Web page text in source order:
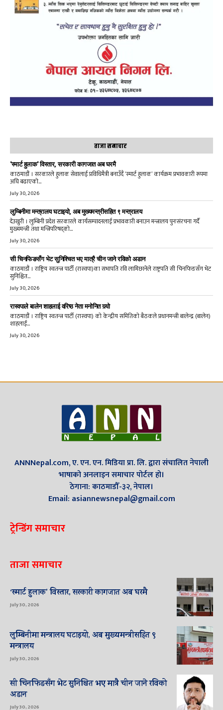
ताजा समाचार
‘स्मार्ट हुलाक’ विस्तार, सरकारी कागजात अब घरमै
काठमाडौं । सरकारले हुलाक सेवालाई प्रविधिमैत्री बनाउँदै ‘स्मार्ट हुलाक’ कार्यक्रम प्रभावकारी रूपमा
अघि बढाएको...
July 30, 2026
लुम्बिनीमा मन्त्रालय घटाइयो, अब मुख्यमन्त्रीसहित ९ मन्त्रालय
देउखुरी । लुम्बिनी प्रदेश सरकारले कार्यसम्पादनलाई प्रभावकारी बनाउन मन्त्रालय पुनःसंरचना गर्दै
मुख्यमन्त्री तथा मन्त्रिपरिषद्को...
July 30, 2026
सी चिनफिङसँग भेट सुनिश्चित भए मात्रै चीन जाने रविको अडान
काठमाडौं । राष्ट्रिय स्वतन्त्र पार्टी (रास्वपा)का सभापति रवि लामिछानेले राष्ट्रपति सी चिनफिङसँग भेट
सुनिश्चित...
July 30, 2026
रास्वपाले बालेन शाहलाई वरिष्ठ नेता मनोनित गर्‍यो
काठमाडौं । राष्ट्रिय स्वतन्त्र पार्टी (रास्वपा) को केन्द्रीय समितिको बैठकले प्रधानमन्त्री बालेन्द्र (बालेन)
शाहलाई...
July 30, 2026
ANNNepal.com, ए. एन. एन. मिडिया प्रा. लि. द्वारा संचालित नेपाली
भाषाको अनलाइन समाचार पोर्टल हो।
ठेगाना: काठमाडौँ-३२, नेपाल।
Email: asiannewsnepal@gmail.com
ट्रेन्डिंग समाचार
ताजा समाचार
‘स्मार्ट हुलाक’ विस्तार, सरकारी कागजात अब घरमै
July 30, 2026
लुम्बिनीमा मन्त्रालय घटाइयो, अब मुख्यमन्त्रीसहित ९
मन्त्रालय
July 30, 2026
सी चिनफिङसँग भेट सुनिश्चित भए मात्रै चीन जाने रविको
अडान
July 30, 2026